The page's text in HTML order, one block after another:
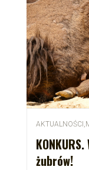
AKTUALNOŚCI ,
żubrów!